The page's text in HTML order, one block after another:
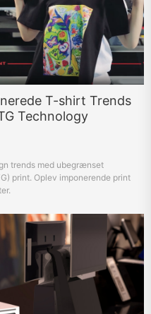
T-shirt Trends
Technology
trends med ubegrænset
print. Oplev imponerende print